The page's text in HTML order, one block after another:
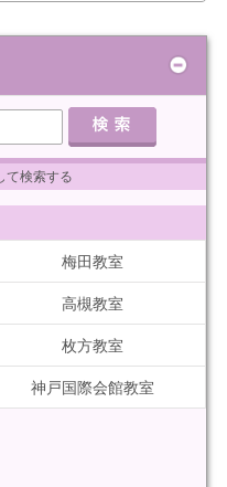
て検索する
梅田教室
高槻教室
枚方教室
神戸国際会館教室